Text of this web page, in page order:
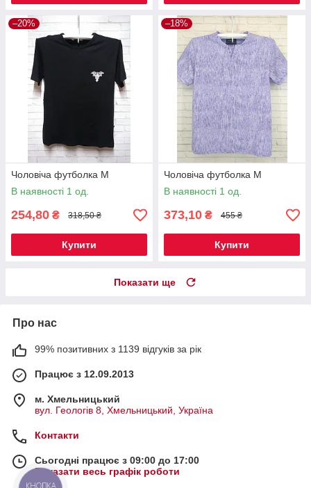
–20%
Чоловіча футболка M
В наявності 1 од.
254,80 ₴ 318,50 ₴
Купити
–18%
Чоловіча футболка М
В наявності 1 од.
373,10 ₴ 455 ₴
Купити
Показати ще
Про нас
99% позитивних з 1139 відгуків за рік
Працює з 12.09.2013
м. Хмельницький
вул. Геологів 8, Хмельницький, Україна
Контакти
Сьогодні працює з 09:00 до 17:00
Показати весь графік роботи
КНОПКА